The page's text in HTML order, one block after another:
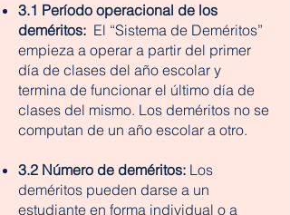
3.1 Período operacional de los
deméritos: El “Sistema de Deméritos”
empieza a operar a partir del primer
día de clases del año escolar y
termina de funcionar el último día de
clases del mismo. Los deméritos no se
computan de un año escolar a otro.
3.2 Número de deméritos: Los
deméritos pueden darse a un
estudiante en forma individual o a